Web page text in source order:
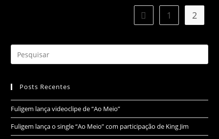
1 2
Posts Recentes
Fuligem lança videoclipe de “Ao Meio”
Fuligem lança o single “Ao Meio” com participação de King Jim